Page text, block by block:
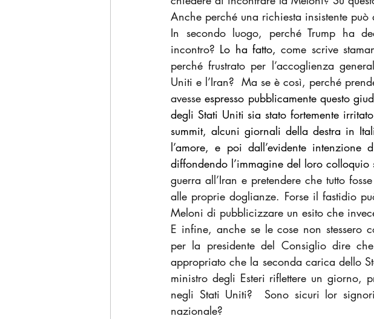
Anche perché una richiesta insistente
In secondo luogo, perché Trump ha
incontro? Lo ha fatto, come scrive
perché frustrato per l’accoglienza
Uniti e l’Iran?  Ma se è così, perché
avesse espresso pubblicamente questo
degli Stati Uniti sia stato fortemente
summit, alcuni giornali della destra in
l’amore, e poi dall’evidente
diffondendo l’immagine del loro colloquio
guerra all’Iran e pretendere che tutto
alle proprie doglianze. Forse il fastidio
Meloni di pubblicizzare un esito che
E infine, anche se le cose non stessero
per la presidente del Consiglio dire
appropriato che la seconda carica dello
ministro degli Esteri riflettere un giorno,
negli Stati Uniti?  Sono sicuri lor
nazionale?